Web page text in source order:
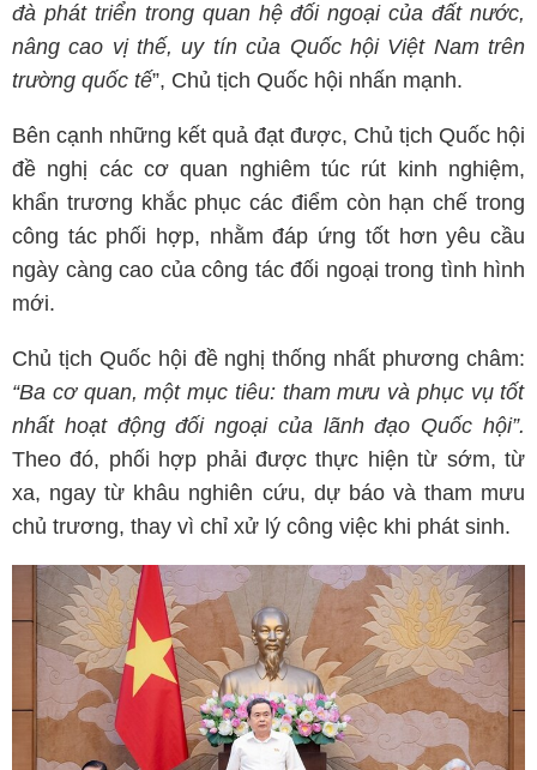
đà phát triển trong quan hệ đối ngoại của đất nước,
nâng cao vị thế, uy tín của Quốc hội Việt Nam trên
trường quốc tế”, Chủ tịch Quốc hội nhấn mạnh.
Bên cạnh những kết quả đạt được, Chủ tịch Quốc hội
đề nghị các cơ quan nghiêm túc rút kinh nghiệm,
khẩn trương khắc phục các điểm còn hạn chế trong
công tác phối hợp, nhằm đáp ứng tốt hơn yêu cầu
ngày càng cao của công tác đối ngoại trong tình hình
mới.
Chủ tịch Quốc hội đề nghị thống nhất phương châm:
“Ba cơ quan, một mục tiêu: tham mưu và phục vụ tốt
nhất hoạt động đối ngoại của lãnh đạo Quốc hội”.
Theo đó, phối hợp phải được thực hiện từ sớm, từ
xa, ngay từ khâu nghiên cứu, dự báo và tham mưu
chủ trương, thay vì chỉ xử lý công việc khi phát sinh.